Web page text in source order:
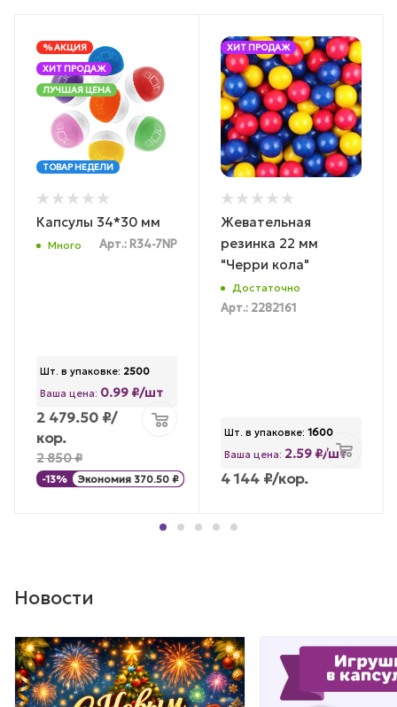
% АКЦИЯ
ХИТ ПРОДАЖ
ЛУЧШАЯ ЦЕНА
ТОВАР НЕДЕЛИ
Капсулы 34*30 мм
Много Арт.: R34-7NP
Шт. в упаковке: 2500
Ваша цена: 0.99 ₽/шт
2 479.50 ₽/
кор.
2 850₽
-13% Экономия 370.50 ₽
ХИТ ПРОДАЖ
Жевательная
резинка 22 мм
"Черри кола"
Достаточно
Арт.: 2282161
Шт. в упаковке: 1600
Ваша цена: 2.59 ₽/шт
4 144 ₽/кор.
Новости